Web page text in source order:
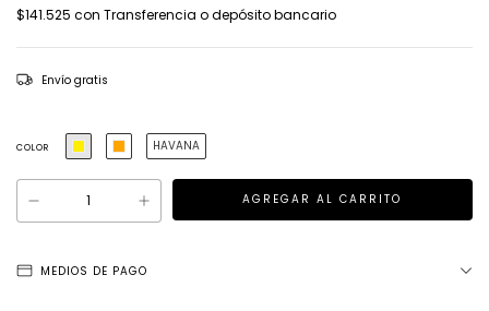
$141.525 con Transferencia o depósito bancario
Envío gratis
COLOR HAVANA
MEDIOS DE PAGO